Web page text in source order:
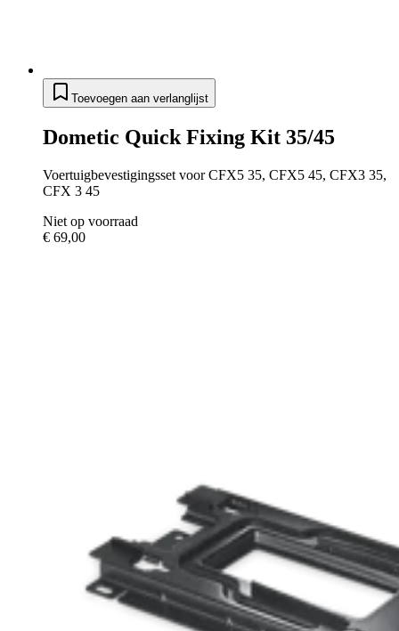
Toevoegen aan verlanglijst
Dometic Quick Fixing Kit 35/45
Voertuigbevestigingsset voor CFX5 35, CFX5 45, CFX3 35,
CFX 3 45
Niet op voorraad
€ 69,00